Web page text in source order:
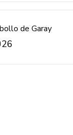
de Garay